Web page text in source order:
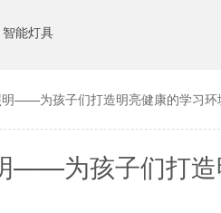
智能灯具
——为孩子们打造明亮健康的学习环
——为孩子们打造